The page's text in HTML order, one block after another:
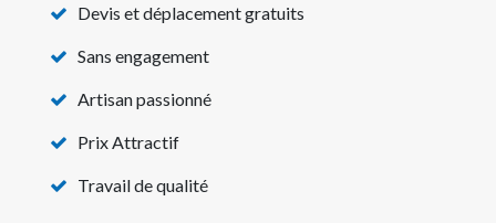
Devis et déplacement gratuits
Sans engagement
Artisan passionné
Prix Attractif
Travail de qualité